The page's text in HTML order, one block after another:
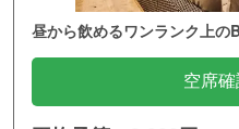
昼から飲めるワンランク上の
空席